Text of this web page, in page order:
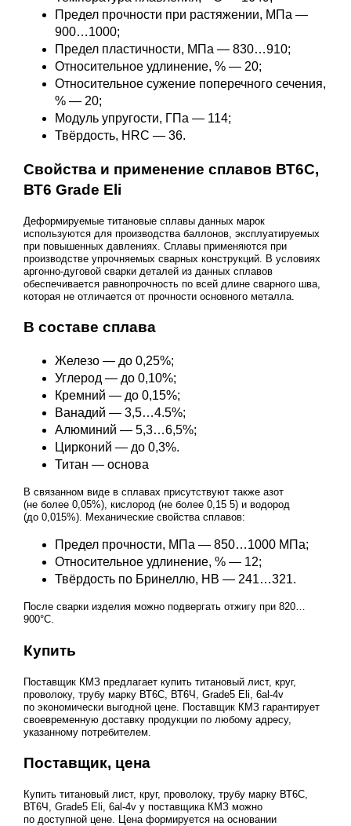
Предел прочности при растяжении, МПа —
900…1000;
Предел пластичности, МПа — 830…910;
Относительное удлинение, % — 20;
Относительное сужение поперечного сечения,
% — 20;
Модуль упругости, ГПа — 114;
Твёрдость, HRC — 36.
Свойства и применение сплавов ВТ6С,
ВТ6 Grade Eli
Деформируемые титановые сплавы данных марок
используются для производства баллонов, эксплуатируемых
при повышенных давлениях. Сплавы применяются при
производстве упрочняемых сварных конструкций. В условиях
аргонно-дуговой сварки деталей из данных сплавов
обеспечивается равнопрочность по всей длине сварного шва,
которая не отличается от прочности основного металла.
В составе сплава
Железо — до 0,25%;
Углерод — до 0,10%;
Кремний — до 0,15%;
Ванадий — 3,5…4.5%;
Алюминий — 5,3…6,5%;
Цирконий — до 0,3%.
Титан — основа
В связанном виде в сплавах присутствуют также азот
(не более 0,05%), кислород (не более 0,15 5) и водород
(до 0,015%). Механические свойства сплавов:
Предел прочности, МПа — 850…1000 МПа;
Относительное удлинение, % — 12;
Твёрдость по Бринеллю, НВ — 241…321.
После сварки изделия можно подвергать отжигу при 820…
900°С.
Купить
Поставщик КМЗ предлагает купить титановый лист, круг,
проволоку, трубу марку ВТ6С, ВТ6Ч, Grade5 Eli, 6al-4v
по экономически выгодной цене. Поставщик КМЗ гарантирует
своевременную доставку продукции по любому адресу,
указанному потребителем.
Поставщик, цена
Купить титановый лист, круг, проволоку, трубу марку ВТ6С,
ВТ6Ч, Grade5 Eli, 6al-4v у поставщика КМЗ можно
по доступной цене. Цена формируется на основании